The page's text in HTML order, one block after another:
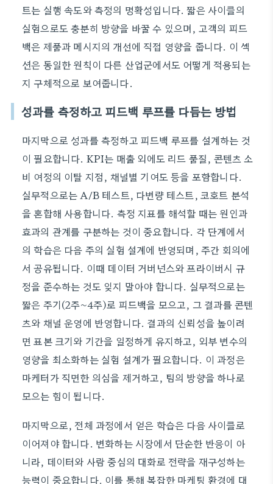
트는 실행 속도와 측정의 명확성입니다. 짧은 사이클의
실험으로도 충분히 방향을 바꿀 수 있으며, 고객의 피드
백은 제품과 메시지의 개선에 직접 영향을 줍니다. 이 섹
션은 동일한 원칙이 다른 산업군에서도 어떻게 적용되는
지 구체적으로 보여줍니다.
성과를 측정하고 피드백 루프를 다듬는 방법
마지막으로 성과를 측정하고 피드백 루프를 설계하는 것
이 필요합니다. KPI는 매출 외에도 리드 품질, 콘텐츠 소
비 여정의 이탈 지점, 채널별 기여도 등을 포함합니다.
실무적으로는 A/B 테스트, 다변량 테스트, 코호트 분석
을 혼합해 사용합니다. 측정 지표를 해석할 때는 원인과
효과의 관계를 구분하는 것이 중요합니다. 각 단계에서
의 학습은 다음 주의 실험 설계에 반영되며, 주간 회의에
서 공유됩니다. 이때 데이터 거버넌스와 프라이버시 규
정을 준수하는 것도 잊지 말아야 합니다. 실무적으로는
짧은 주기(2주~4주)로 피드백을 모으고, 그 결과를 콘텐
츠와 채널 운영에 반영합니다. 결과의 신뢰성을 높이려
면 표본 크기와 기간을 일정하게 유지하고, 외부 변수의
영향을 최소화하는 실험 설계가 필요합니다. 이 과정은
마케터가 직면한 의심을 제거하고, 팀의 방향을 하나로
모으는 힘이 됩니다.
마지막으로, 전체 과정에서 얻은 학습은 다음 사이클로
이어져야 합니다. 변화하는 시장에서 단순한 반응이 아
니라, 데이터와 사람 중심의 대화로 전략을 재구성하는
능력이 중요합니다. 이를 통해 복잡한 마케팅 환경에 대